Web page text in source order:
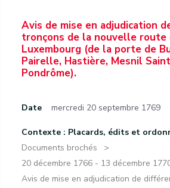
Avis de mise en adjudication
tronçons de la nouvelle route
Luxembourg (de la porte de
Pairelle, Hastière, Mesnil
Pondrôme).
Date mercredi 20 septembre 1769
Contexte : Placards, édits et
Documents brochés
20 décembre 1766 - 13 décembre
Avis de mise en adjudication de